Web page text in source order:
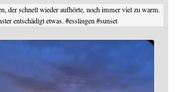
der schnell wieder aufhörte, noch immer viel zu warm.
entschädigt etwas.#esslingen #sunset